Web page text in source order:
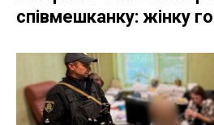
співмешканку: жінку